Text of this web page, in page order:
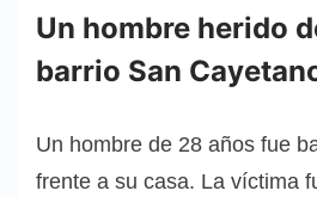
Un hombre herido
barrio San
Un hombre de 28 años fue
frente a su casa. La víctima